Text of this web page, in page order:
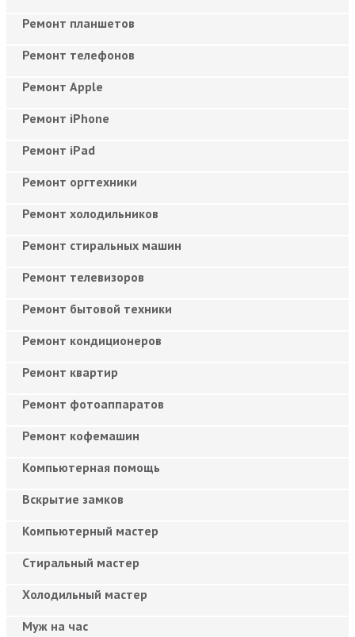
Ремонт планшетов
Ремонт телефонов
Ремонт Apple
Ремонт iPhone
Ремонт iPad
Ремонт оргтехники
Ремонт холодильников
Ремонт стиральных машин
Ремонт телевизоров
Ремонт бытовой техники
Ремонт кондиционеров
Ремонт квартир
Ремонт фотоаппаратов
Ремонт кофемашин
Компьютерная помощь
Вскрытие замков
Компьютерный мастер
Cтиральный мастер
Холодильный мастер
Муж на час